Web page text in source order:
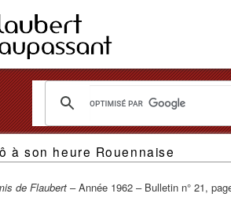
à son heure Rouennaise
de Flaubert – Année 1962 – Bulletin n° 21,